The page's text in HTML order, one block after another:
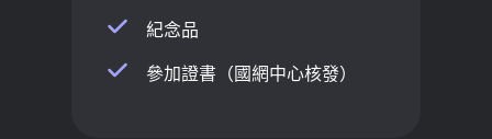
紀念品
參加證書（國網中心核發）